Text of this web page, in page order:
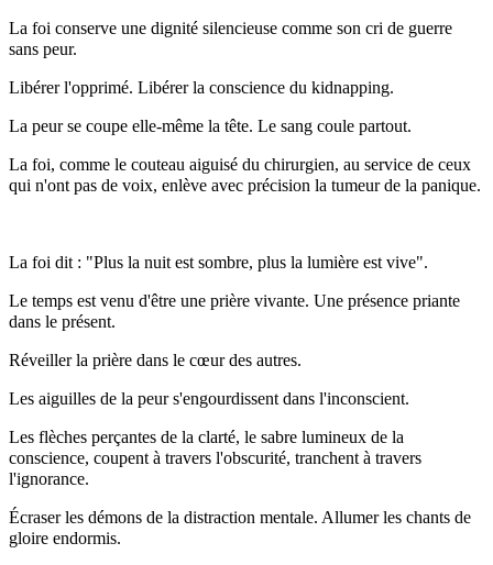
La foi conserve une dignité silencieuse comme son cri de guerre
sans peur.
Libérer l'opprimé. Libérer la conscience du kidnapping.
La peur se coupe elle-même la tête. Le sang coule partout.
La foi, comme le couteau aiguisé du chirurgien, au service de ceux
qui n'ont pas de voix, enlève avec précision la tumeur de la panique.
La foi dit : "Plus la nuit est sombre, plus la lumière est vive".
Le temps est venu d'être une prière vivante. Une présence priante
dans le présent.
Réveiller la prière dans le cœur des autres.
Les aiguilles de la peur s'engourdissent dans l'inconscient.
Les flèches perçantes de la clarté, le sabre lumineux de la
conscience, coupent à travers l'obscurité, tranchent à travers
l'ignorance.
Écraser les démons de la distraction mentale. Allumer les chants de
gloire endormis.